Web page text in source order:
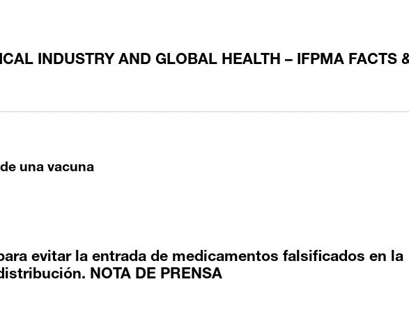
INDUSTRY AND GLOBAL HEALTH – IFPMA FACTS
una vacuna
evitar la entrada de medicamentos falsificados en la
NOTA DE PRENSA